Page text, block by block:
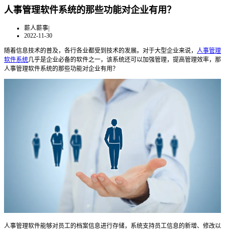
人事管理软件系统的那些功能对企业有用？
薪人薪事|
2022-11-30
随着信息技术的普及，各行各业都受到技术的发展。对于大型企业来说， 人事管理
软件系统几乎是企业必备的软件之一， 该系统还可以加强管理，提高管理效率，那
人事管理软件系统的那些功能对企业有用？
人事管理软件能够对员工的档案信息进行存储，系统支持员工信息的新增、修改以